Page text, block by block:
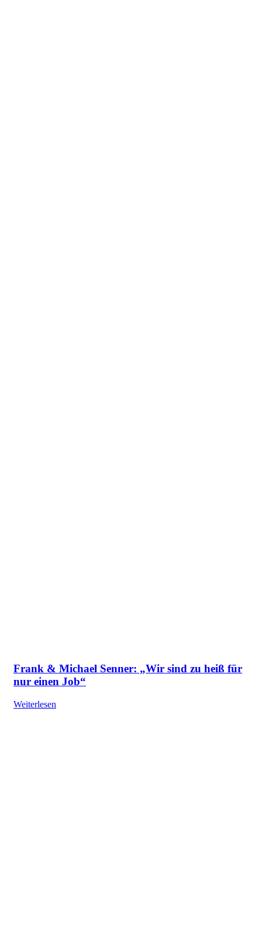
Frank & Michael Senner: „Wir sind zu heiß für
nur einen Job“
Weiterlesen